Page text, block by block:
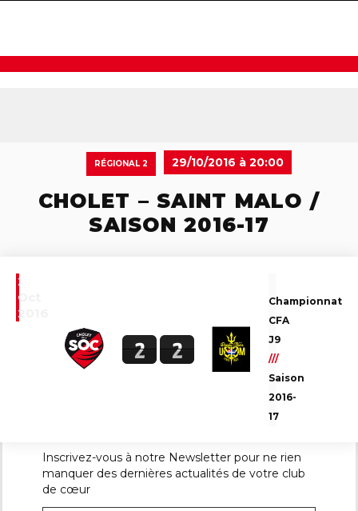
RÉGIONAL 2 29/10/2016 à 20:00
CHOLET – SAINT MALO /
SAISON 2016-17
29
Oct
2016
2 2
Championnat
CFA
J9
///
Saison
2016-
17
Inscrivez-vous à notre Newsletter pour ne rien
manquer des dernières actualités de votre club
de cœur